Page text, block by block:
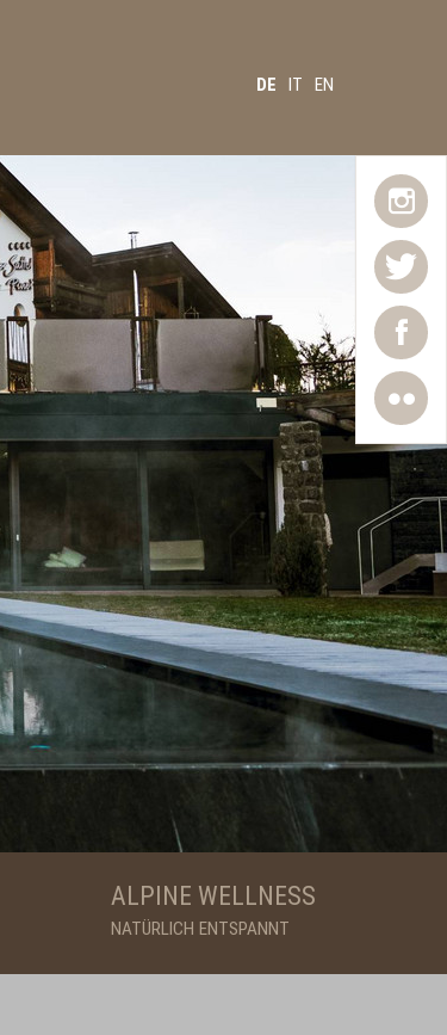
DE IT EN
ALPINE WELLNESS
NATÜRLICH ENTSPANNT